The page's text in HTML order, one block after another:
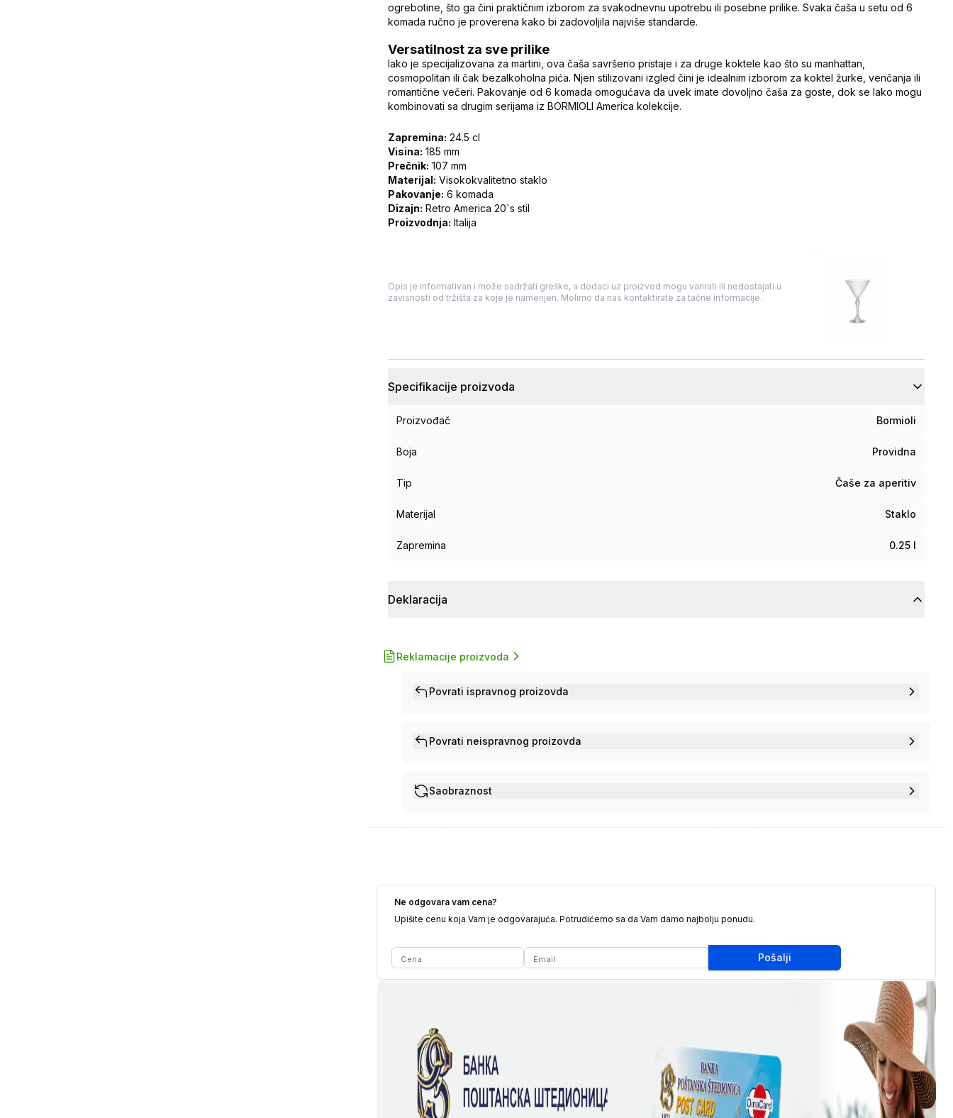
ogrebotine, što ga čini praktičnim izborom za svakodnevnu upotrebu ili posebne prilike. Svaka čaša u setu od 6
komada ručno je proverena kako bi zadovoljila najviše standarde.
Versatilnost za sve prilike
Iako je specijalizovana za martini, ova čaša savršeno pristaje i za druge koktele kao što su manhattan,
cosmopolitan ili čak bezalkoholna pića. Njen stilizovani izgled čini je idealnim izborom za koktel žurke, venčanja ili
romantične večeri. Pakovanje od 6 komada omogućava da uvek imate dovoljno čaša za goste, dok se lako mogu
kombinovati sa drugim serijama iz BORMIOLI America kolekcije.
Zapremina: 24.5 cl
Visina: 185 mm
Prečnik: 107 mm
Materijal: Visokokvalitetno staklo
Pakovanje: 6 komada
Dizajn: Retro America 20`s stil
Proizvodnja: Italija
Opis je informativan i može sadržati greške, a dodaci uz proizvod mogu varirati ili nedostajati u
zavisnosti od tržišta za koje je namenjen. Molimo da nas kontaktirate za tačne informacije.
Specifikacije proizvoda
Proizvođač Bormioli
Boja Providna
Tip Čaše za aperitiv
Materijal Staklo
Zapremina 0.25 l
Deklaracija
Reklamacije proizvoda
Povrati ispravnog proizovda
Povrati neispravnog proizovda
Saobraznost
Ne odgovara vam cena?
Upišite cenu koja Vam je odgovarajuća. Potrudićemo sa da Vam damo najbolju ponudu.
Pošalji